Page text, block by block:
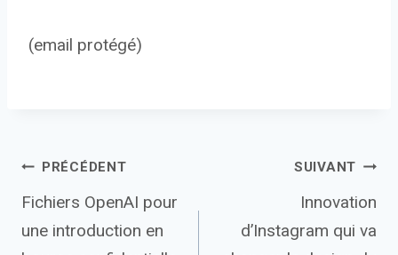
(email protégé)
Navigation
de
PRÉCÉDENT
Fichiers OpenAI pour
une introduction en
SUIVANT
Innovation
d’Instagram qui va